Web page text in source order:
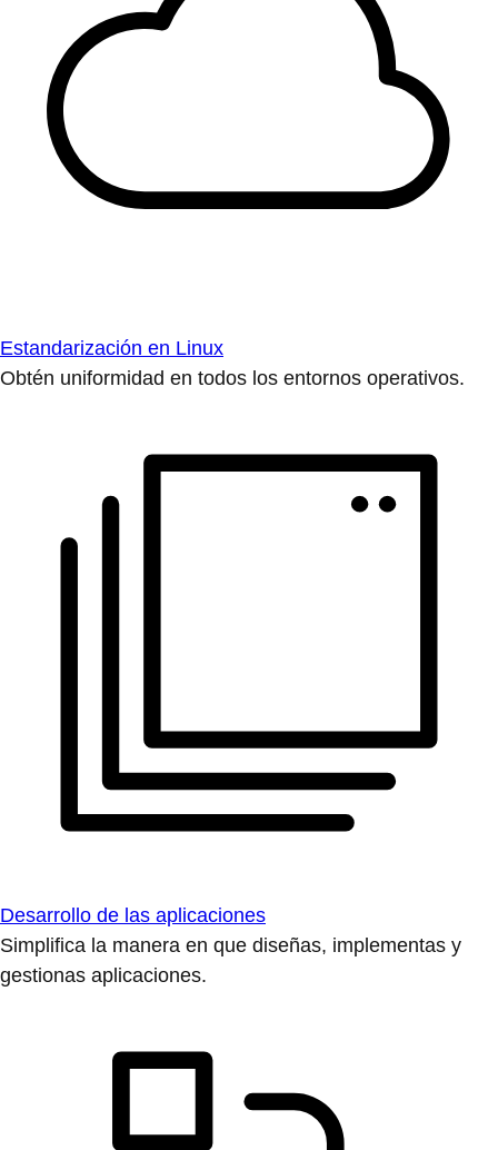
Estandarización en Linux
Obtén uniformidad en todos los entornos operativos.
Desarrollo de las aplicaciones
Simplifica la manera en que diseñas, implementas y
gestionas aplicaciones.